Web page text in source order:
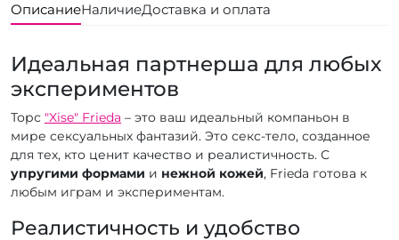
ОписаниеНаличиеДоставка и оплата
Идеальная партнерша для любых
экспериментов
Торс "Xise" Frieda – это ваш идеальный компаньон в
мире сексуальных фантазий. Это секс-тело, созданное
для тех, кто ценит качество и реалистичность. С
упругими формами и нежной кожей, Frieda готова к
любым играм и экспериментам.
Реалистичность и удобство